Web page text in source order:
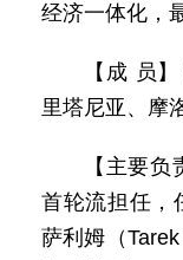
经济一体化，
【成 员
里塔尼亚、摩
【主要
首轮流担任，
萨利姆（